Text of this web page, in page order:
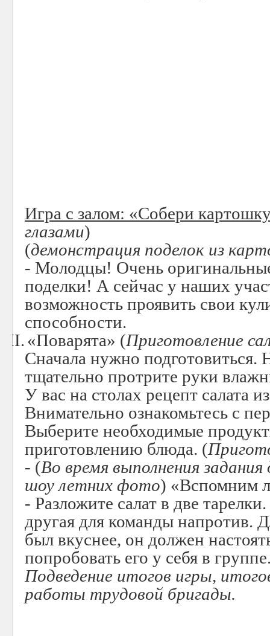
Игра с залом: «Собери
глазами)
(демонстрация поделок из
- Молодцы! Очень
поделки! А сейчас у наших
возможность проявить свои
способности.
«Поварята» (Приготовление
Сначала нужно подготовиться.
тщательно протрите руки
У вас на столах рецепт салата
Внимательно ознакомьтесь с
Выберите необходимые
приготовлению блюда. (
- (Во время выполнения задания
шоу летних фото) «Вспомним
- Разложите салат в две
другая для команды напротив.
был вкуснее, он должен
попробовать его у себя в
Подведение итогов игры,
работы трудовой бригады.